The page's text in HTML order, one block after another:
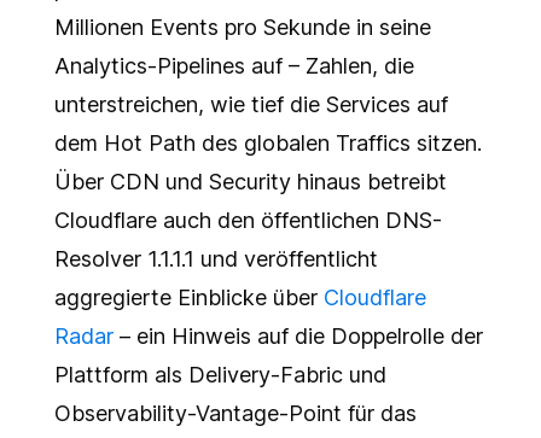
Millionen Events pro Sekunde in seine
Analytics-Pipelines auf – Zahlen, die
unterstreichen, wie tief die Services auf
dem Hot Path des globalen Traffics sitzen.
Über CDN und Security hinaus betreibt
Cloudflare auch den öffentlichen DNS-
Resolver 1.1.1.1 und veröffentlicht
aggregierte Einblicke über Cloudflare
Radar – ein Hinweis auf die Doppelrolle der
Plattform als Delivery-Fabric und
Observability-Vantage-Point für das